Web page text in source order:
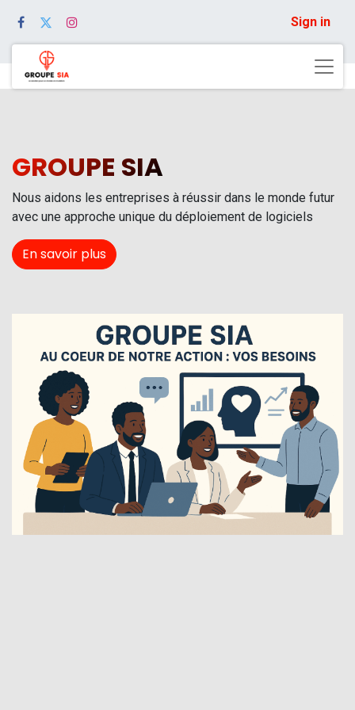
Sign in
GROUPE SIA
Nous aidons les entreprises à réussir dans le monde futur
avec une approche unique du déploiement de logiciels
En savoir plus